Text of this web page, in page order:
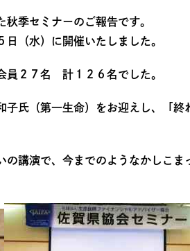
季セミナーのご報告です。
（水）に開催いたしました。
員２７名 計１２６名でした。
氏（第一生命）をお迎えし、「終
の講演で、今までのようなかしこ